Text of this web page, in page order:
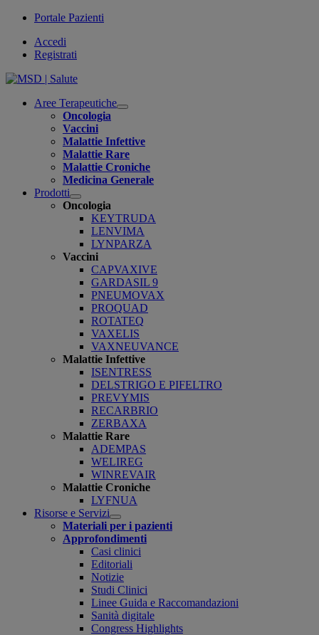
Portale Pazienti
Accedi
Registrati
Aree Terapeutiche
Open
Oncologia
Vaccini
Malattie Infettive
Malattie Rare
Malattie Croniche
Medicina Generale
Prodotti
Open
submenu
Oncologia
KEYTRUDA
LENVIMA
LYNPARZA
Vaccini
CAPVAXIVE
GARDASIL 9
PNEUMOVAX
PROQUAD
ROTATEQ
VAXELIS
VAXNEUVANCE
Malattie Infettive
ISENTRESS
DELSTRIGO E PIFELTRO
PREVYMIS
RECARBRIO
ZERBAXA
Malattie Rare
ADEMPAS
WELIREG
WINREVAIR
Malattie Croniche
LYFNUA
Risorse e Servizi
Open
submenu
Materiali per i pazienti
Approfondimenti
Casi clinici
Editoriali
Notizie
Studi Clinici
Linee Guida e Raccomandazioni
Sanità digitale
Congress Highlights